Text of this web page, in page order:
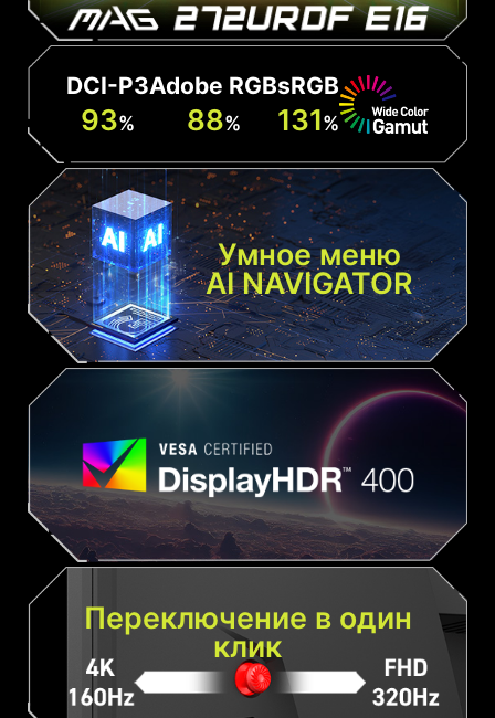
DCI-P3
93%
Adobe RGB
88%
sRGB
131%
Умное меню
AI NAVIGATOR
Переключение в один
клик